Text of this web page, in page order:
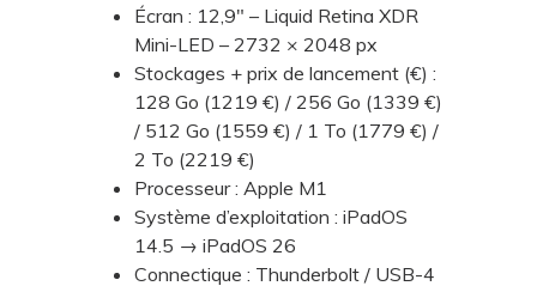
Écran : 12,9" – Liquid Retina XDR
Mini-LED – 2732 × 2048 px
Stockages + prix de lancement (€) :
128 Go (1219 €) / 256 Go (1339 €)
/ 512 Go (1559 €) / 1 To (1779 €) /
2 To (2219 €)
Processeur : Apple M1
Système d’exploitation : iPadOS
14.5 → iPadOS 26
Connectique : Thunderbolt / USB-4